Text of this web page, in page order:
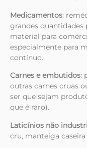
Medicamentos:
grandes
material para
especialmente para
contínuo.
Carnes e embutidos:
outras carnes cruas
ser que sejam
que é raro).
Laticínios não
cru, manteiga